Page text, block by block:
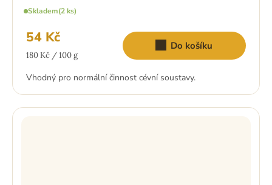
Skladem(2 ks)
54 Kč
Měrná
180 Kč / 100 g
Do košíku
Vhodný pro normální činnost cévní soustavy.